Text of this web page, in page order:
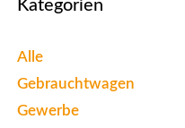
Kategorien
Alle
Gebrauchtwagen
Gewerbe